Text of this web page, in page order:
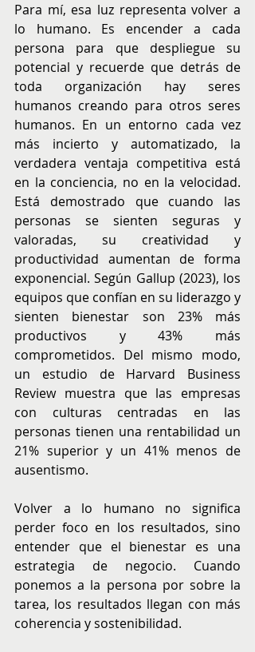
Para mí, esa luz representa volver a
lo humano. Es encender a cada
persona para que despliegue su
potencial y recuerde que detrás de
toda organización hay seres
humanos creando para otros seres
humanos. En un entorno cada vez
más incierto y automatizado, la
verdadera ventaja competitiva está
en la conciencia, no en la velocidad.
Está demostrado que cuando las
personas se sienten seguras y
valoradas, su creatividad y
productividad aumentan de forma
exponencial. Según Gallup (2023), los
equipos que confían en su liderazgo y
sienten bienestar son 23% más
productivos y 43% más
comprometidos. Del mismo modo,
un estudio de Harvard Business
Review muestra que las empresas
con culturas centradas en las
personas tienen una rentabilidad un
21% superior y un 41% menos de
ausentismo.
Volver a lo humano no significa
perder foco en los resultados, sino
entender que el bienestar es una
estrategia de negocio. Cuando
ponemos a la persona por sobre la
tarea, los resultados llegan con más
coherencia y sostenibilidad.